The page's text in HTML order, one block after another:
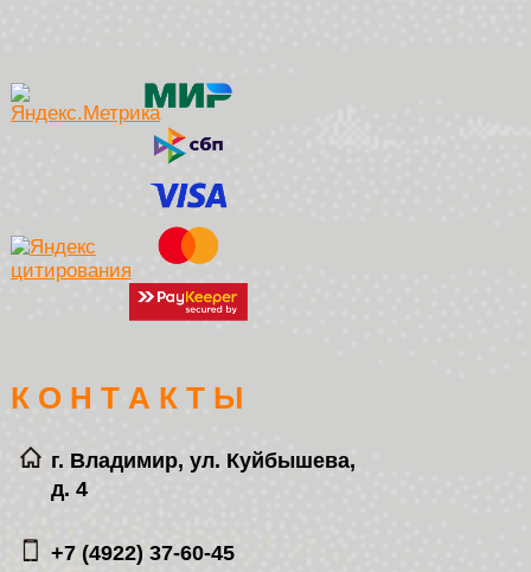
К О Н Т А К Т Ы
г. Владимир, ул. Куйбышева,
д. 4
+7 (4922) 37-60-45